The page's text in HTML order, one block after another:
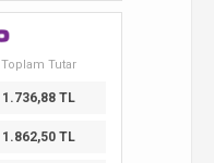
Toplam Tutar
1.736,88 TL
1.862,50 TL